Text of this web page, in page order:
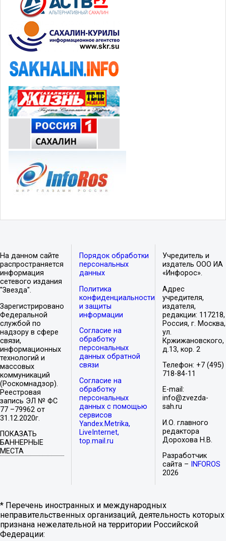
На данном сайте
распространяется
информация
сетевого издания
"Звезда".
Зарегистрировано
Федеральной
службой по
надзору в сфере
связи,
информационных
технологий и
массовых
коммуникаций
(Роскомнадзор).
Реестровая
запись ЭЛ № ФС
77 –79962 от
31.12.2020г.
ПОКАЗАТЬ
БАННЕРНЫЕ
МЕСТА
Порядок обработки
персональных
данных
Политика
конфиденциальности
и защиты
информации
Согласие на
обработку
персональных
данных обратной
связи
Согласие на
обработку
персональных
данных с помощью
сервисов
Yandex.Metrika,
LiveInternet,
top.mail.ru
Учредитель и
издатель ООО ИА
«Инфорос».
Адрес
учредителя,
издателя,
редакции: 117218,
Россия, г. Москва,
ул.
Кржижановского,
д.13, кор. 2
Телефон: +7 (495)
718-84-11
E-mail:
info@zvezda-
sah.ru
И.О. главного
редактора
Дорохова Н.В.
Разработчик
сайта –
INFOROS
2026
* Перечень иностранных и международных
неправительственных организаций, деятельность которых
признана нежелательной на территории Российской
Федерации: